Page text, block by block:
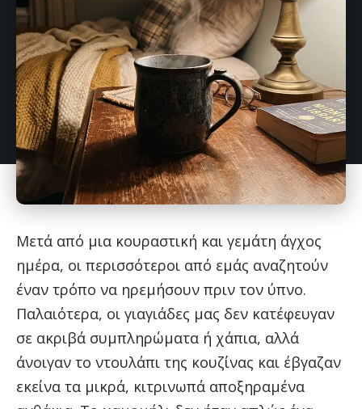
Μετά από μια κουραστική και γεμάτη άγχος
ημέρα, οι περισσότεροι από εμάς αναζητούν
έναν τρόπο να ηρεμήσουν πριν τον ύπνο.
Παλαιότερα, οι γιαγιάδες μας δεν κατέφευγαν
σε ακριβά συμπληρώματα ή χάπια, αλλά
άνοιγαν το ντουλάπι της κουζίνας και έβγαζαν
εκείνα τα μικρά, κιτρινωπά αποξηραμένα